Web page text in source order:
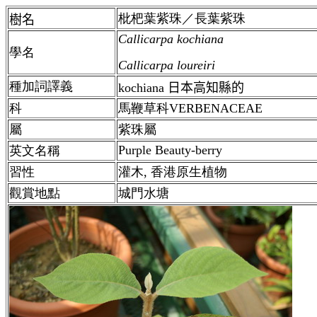
樹名 枇杷葉紫珠／長葉紫珠
學名
Callicarpa kochiana
Callicarpa loureiri
種加詞譯義
kochiana 日本高知縣的
科
馬鞭草科VERBENACEAE
屬
紫珠屬
英文名稱
Purple Beauty-berry
習性
灌木, 香港原生植物
觀賞地點
城門水塘